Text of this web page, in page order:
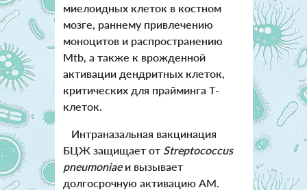
миелоидных клеток в костном
мозге, раннему привлечению
моноцитов и распространению
Mtb, а также к врожденной
активации дендритных клеток,
критических для прайминга Т-
клеток.
Интраназальная вакцинация
БЦЖ защищает от Streptococcus
pneumoniaeи вызывает
долгосрочную активацию АМ.